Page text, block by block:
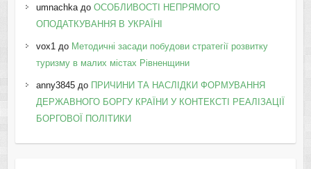
umnachkaдо ОСОБЛИВОСТІ НЕПРЯМОГО
ОПОДАТКУВАННЯ В УКРАЇНІ
vox1до Методичні засади побудови стратегії розвитку
туризму в малих містах Рівненщини
anny3845до ПРИЧИНИ ТА НАСЛІДКИ ФОРМУВАННЯ
ДЕРЖАВНОГО БОРГУ КРАЇНИ У КОНТЕКСТІ РЕАЛІЗАЦІЇ
БОРГОВОЇ ПОЛІТИКИ